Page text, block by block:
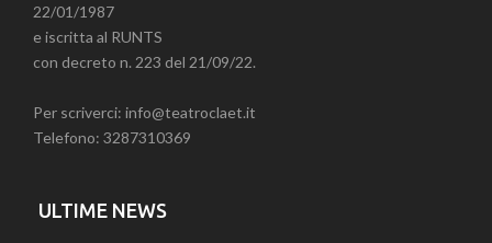
22/01/1987
e iscritta al RUNTS
con decreto n. 223 del 21/09/22.
Per scriverci: info@teatroclaet.it
Telefono: 3287310369
ULTIME NEWS